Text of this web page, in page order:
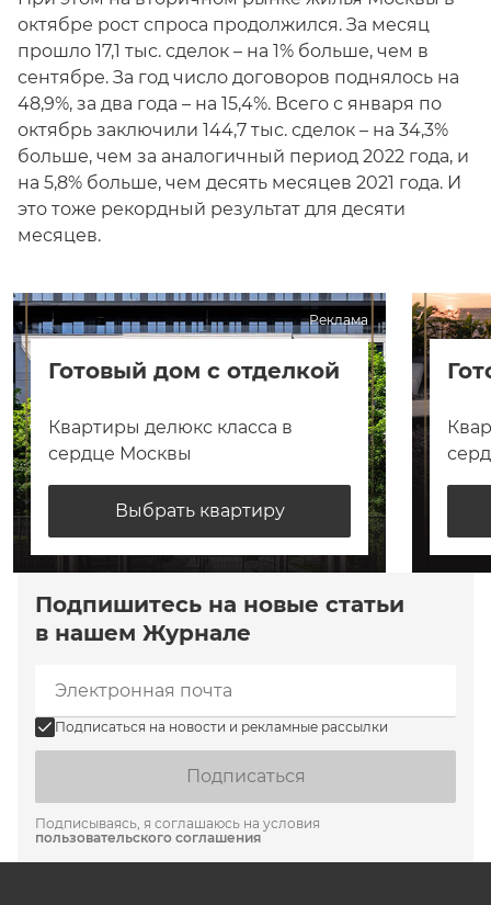
октябре рост спроса продолжился. За месяц
прошло 17,1 тыс. сделок – на 1% больше, чем в
сентябре. За год число договоров поднялось на
48,9%, за два года – на 15,4%. Всего с января по
октябрь заключили 144,7 тыс. сделок – на 34,3%
больше, чем за аналогичный период 2022 года, и
на 5,8% больше, чем десять месяцев 2021 года. И
это тоже рекордный результат для десяти
месяцев.
Реклама
Готовый дом с отделкой
Квартиры делюкс класса в
сердце Москвы
Выбрать квартиру
Подпишитесь на новые статьи
в нашем Журнале
Подписаться на новости и рекламные рассылки
Подписаться
Подписываясь, я соглашаюсь на условия
пользовательского соглашения